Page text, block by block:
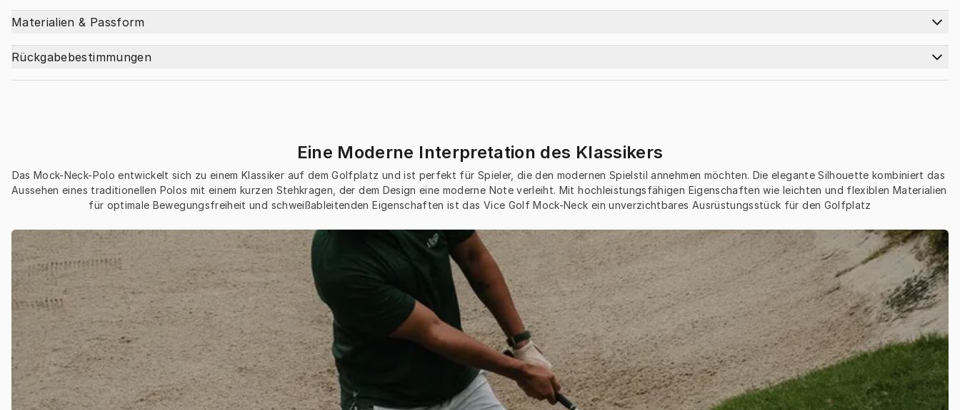
Materialien & Passform
Rückgabebestimmungen
Eine Moderne Interpretation des Klassikers
Das Mock-Neck-Polo entwickelt sich zu einem Klassiker auf dem Golfplatz und ist perfekt für Spieler, die den modernen Spielstil annehmen möchten. Die elegante Silhouette kombiniert das
Aussehen eines traditionellen Polos mit einem kurzen Stehkragen, der dem Design eine moderne Note verleiht. Mit hochleistungsfähigen Eigenschaften wie leichten und flexiblen Materialien
für optimale Bewegungsfreiheit und schweißableitenden Eigenschaften ist das Vice Golf Mock-Neck ein unverzichtbares Ausrüstungsstück für den Golfplatz